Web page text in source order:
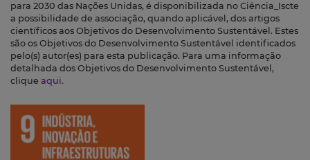
para 2030 das Nações Unidas, é disponibilizada no Ciência_Iscte
a possibilidade de associação, quando aplicável, dos artigos
científicos aos Objetivos do Desenvolvimento Sustentável. Estes
são os Objetivos do Desenvolvimento Sustentável identificados
pelo(s) autor(es) para esta publicação. Para uma informação
detalhada dos Objetivos do Desenvolvimento Sustentável,
clique aqui.